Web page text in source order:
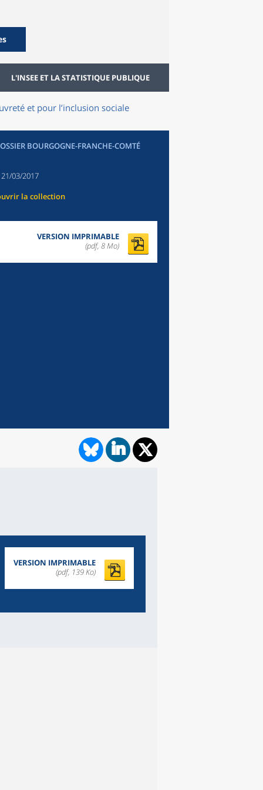
L'INSEE ET LA STATISTIQUE PUBLIQUE
et pour l’inclusion sociale
BOURGOGNE-FRANCHE-COMTÉ
21/03/2017
la collection
VERSION IMPRIMABLE
(pdf, 8 Mo)
VERSION IMPRIMABLE
(pdf, 139 Ko)